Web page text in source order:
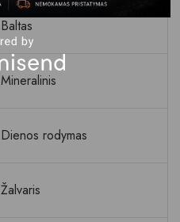
Baltas
Mineralinis
Dienos rodymas
Žalvaris